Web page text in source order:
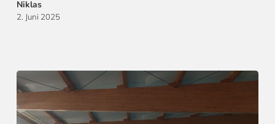
Niklas
2. Juni 2025